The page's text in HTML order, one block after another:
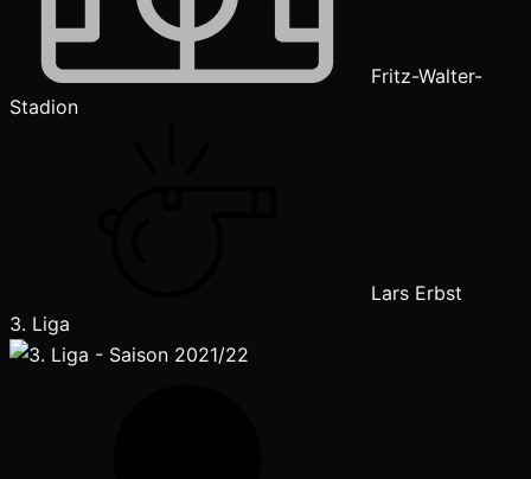
Fritz-Walter-
Stadion
Lars Erbst
3. Liga